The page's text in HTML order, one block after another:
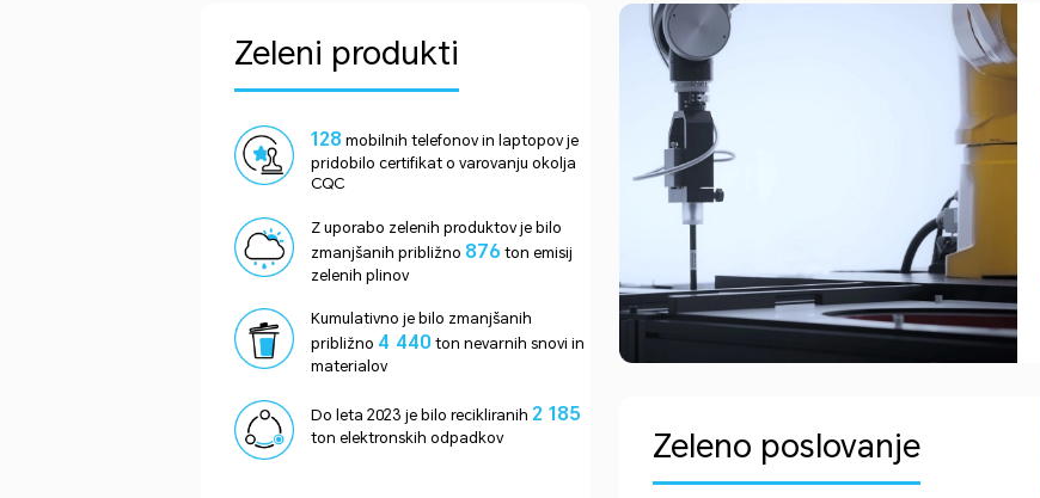
Zeleni produkti
128 mobilnih telefonov in laptopov je
pridobilo certifikat o varovanju okolja
CQC
Z uporabo zelenih produktov je bilo
zmanjšanih približno 876 ton emisij
zelenih plinov
Kumulativno je bilo zmanjšanih
približno 4 440 ton nevarnih snovi in
materialov
Do leta 2023 je bilo recikliranih2 185
ton elektronskih odpadkov Zeleno poslovanje